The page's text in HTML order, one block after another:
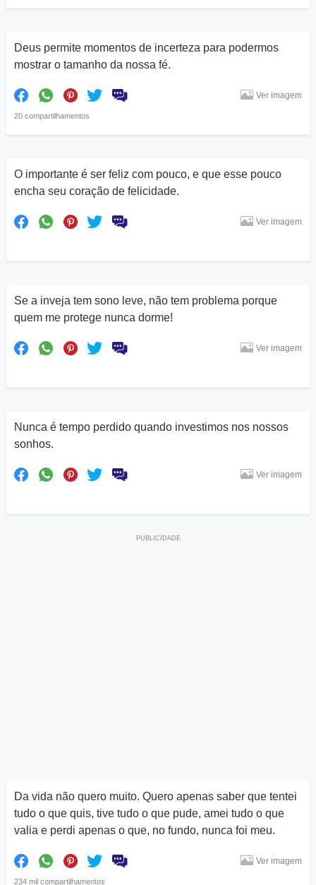
Deus permite momentos de incerteza para podermos
mostrar o tamanho da nossa fé.
20 compartilhamentos
Ver imagem
O importante é ser feliz com pouco, e que esse pouco
encha seu coração de felicidade.
Ver imagem
Se a inveja tem sono leve, não tem problema porque
quem me protege nunca dorme!
Ver imagem
Nunca é tempo perdido quando investimos nos nossos
sonhos.
Ver imagem
Da vida não quero muito. Quero apenas saber que tentei
tudo o que quis, tive tudo o que pude, amei tudo o que
valia e perdi apenas o que, no fundo, nunca foi meu.
234 mil compartilhamentos
Ver imagem